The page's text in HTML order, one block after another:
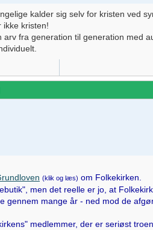
kalder sig selv for kristen ved
ikke kristen!
arv fra generation til generation med
(klik og læs) om Folkekirken.
men det reelle er jo, at
gennem mange år - ned mod de
medlemmer, der er seriøst